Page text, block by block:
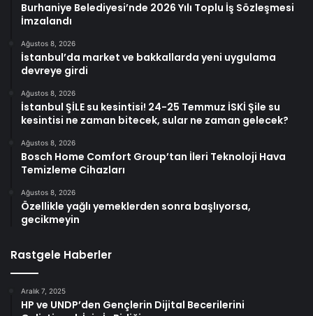
Burhaniye Belediyesi’nde 2026 Yılı Toplu İş Sözleşmesi
İmzalandı
Ağustos 8, 2026
İstanbul’da market ve bakkallarda yeni uygulama
devreye girdi
Ağustos 8, 2026
İstanbul ŞİLE su kesintisi! 24-25 Temmuz İSKİ Şile su
kesintisi ne zaman bitecek, sular ne zaman gelecek?
Ağustos 8, 2026
Bosch Home Comfort Group’tan İleri Teknoloji Hava
Temizleme Cihazları
Ağustos 8, 2026
Özellikle yağlı yemeklerden sonra başlıyorsa,
gecikmeyin
Rastgele Haberler
Aralık 7, 2025
HP ve UNDP’den Gençlerin Dijital Becerilerini